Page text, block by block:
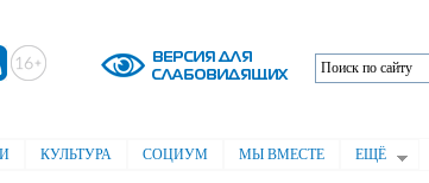
КУЛЬТУРА СОЦИУМ МЫ ВМЕСТЕ ЕЩЁ